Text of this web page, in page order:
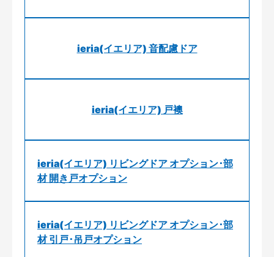
ieria(イエリア) 音配慮ドア
ieria(イエリア) 戸襖
ieria(イエリア) リビングドア オプション･部
材 開き戸オプション
ieria(イエリア) リビングドア オプション･部
材 引戸･吊戸オプション